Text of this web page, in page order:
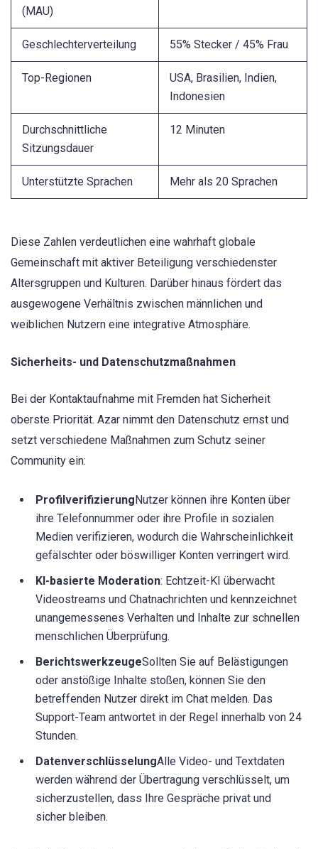
(MAU)
Geschlechterverteilung 55% Stecker / 45% Frau
Top-Regionen
USA, Brasilien, Indien,
Indonesien
Durchschnittliche
Sitzungsdauer
12 Minuten
Unterstützte Sprachen Mehr als 20 Sprachen
Diese Zahlen verdeutlichen eine wahrhaft globale
Gemeinschaft mit aktiver Beteiligung verschiedenster
Altersgruppen und Kulturen. Darüber hinaus fördert das
ausgewogene Verhältnis zwischen männlichen und
weiblichen Nutzern eine integrative Atmosphäre.
Sicherheits- und Datenschutzmaßnahmen
Bei der Kontaktaufnahme mit Fremden hat Sicherheit
oberste Priorität. Azar nimmt den Datenschutz ernst und
setzt verschiedene Maßnahmen zum Schutz seiner
Community ein:
ProfilverifizierungNutzer können ihre Konten über
ihre Telefonnummer oder ihre Profile in sozialen
Medien verifizieren, wodurch die Wahrscheinlichkeit
gefälschter oder böswilliger Konten verringert wird.
KI-basierte Moderation: Echtzeit-KI überwacht
Videostreams und Chatnachrichten und kennzeichnet
unangemessenes Verhalten und Inhalte zur schnellen
menschlichen Überprüfung.
BerichtswerkzeugeSollten Sie auf Belästigungen
oder anstößige Inhalte stoßen, können Sie den
betreffenden Nutzer direkt im Chat melden. Das
Support-Team antwortet in der Regel innerhalb von 24
Stunden.
DatenverschlüsselungAlle Video- und Textdaten
werden während der Übertragung verschlüsselt, um
sicherzustellen, dass Ihre Gespräche privat und
sicher bleiben.